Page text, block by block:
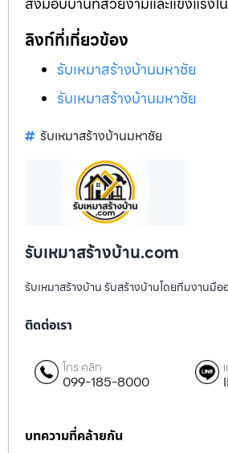
ลิงก์ที่เกี่ยวข้อง
รับเหมาสร้างบ้านมหาชัย
รับเหมาสร้างบ้านมหาชัย
รับเหมาสร้างบ้านมหาชัย
รับเหมาสร้างบ้าน.com
รับเหมาสร้างบ้าน รับสร้างบ้านโดยทีมงานมื
ติดต่อเรา
โทร คลิก
099-185-8000
บทความที่คล้ายกัน